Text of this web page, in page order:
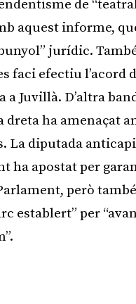
de
aquest informe,
jurídic.
faci efectiu l’acord
a Juvillà. D’altra
dreta ha amenaçat
La diputada
ha apostat per
però també
establert” per